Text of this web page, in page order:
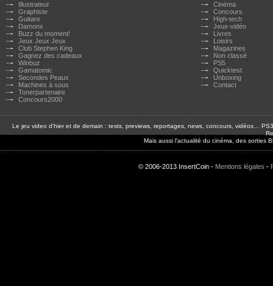
Illustrateur
Graphiste
Guitare
Damonx
Buzz du moment!
Jeux Jeux Jeux
Club Stephen King
Gagnez des cadeaux
Winbuz
Gamatomic
Secondes Peaux
Machines à sous
Tonerpartenaire
Concours2000
Cinéma
Concours
High-tech
Jeux-vidéo
Livres
Loisirs
Magazines
Non classé
PS5
Quicktest
Unboxing
Contact
Le jeu video d'hier et de demain : tests, previews, reportages, news, concours, vidéos…
Mais aussi l'actualité du cinéma, des sorties
© 2006-2013 InsertCoin - Mentions légales -